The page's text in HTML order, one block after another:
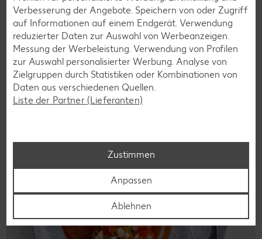
Laktoseintoleranz muss dich kulinarisch nicht ausbremsen,
denn es geht auch ohne. Unsere laktosefreien Rezepte
bringen Vielfalt auf den Tisch – für große und kleine
Genießer, für die Lunchbox oder das Abendessen.
Rezepte entdecken
Verbesserung der Angebote. Speichern von oder Zugriff
auf Informationen auf einem Endgerät. Verwendung
reduzierter Daten zur Auswahl von Werbeanzeigen.
Messung der Werbeleistung. Verwendung von Profilen
zur Auswahl personalisierter Werbung. Analyse von
Zielgruppen durch Statistiken oder Kombinationen von
Daten aus verschiedenen Quellen.
Liste der Partner (Lieferanten)
Zustimmen
Anpassen
Ablehnen